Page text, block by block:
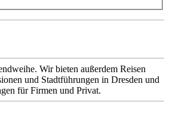
Wir bieten außerdem Reisen
und Stadtführungen in Dresden und
für Firmen und Privat.